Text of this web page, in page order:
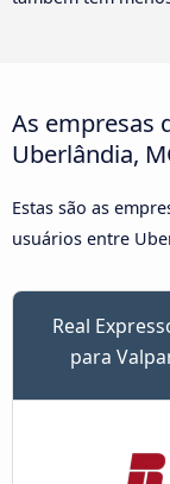
As empresas
Uberlândia,
Estas são as
usuários entre
Real
para